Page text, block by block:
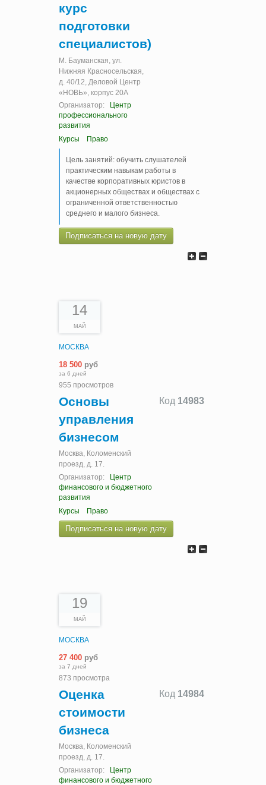
курс
подготовки
специалистов)
М. Бауманская, ул.
Нижняя Красносельская,
д. 40/12, Деловой Центр
«НОВЬ», корпус 20А
Организатор:
Центр
профессионального
развития
Курсы
Право
Цель занятий: обучить слушателей
практическим навыкам работы в
качестве корпоративных юристов в
акционерных обществах и обществах с
ограниченной ответственностью
среднего и малого бизнеса.
Подписаться на новую дату
14
МАЙ
МОСКВА
18 500 руб
за 6 дней
955 просмотров
Код 14983
Основы
управления
бизнесом
Москва, Коломенский
проезд, д. 17.
Организатор:
Центр
финансового и бюджетного
развития
Курсы
Право
Подписаться на новую дату
19
МАЙ
МОСКВА
27 400 руб
за 7 дней
873 просмотра
Код 14984
Оценка
стоимости
бизнеса
Москва, Коломенский
проезд, д. 17.
Организатор:
Центр
финансового и бюджетного